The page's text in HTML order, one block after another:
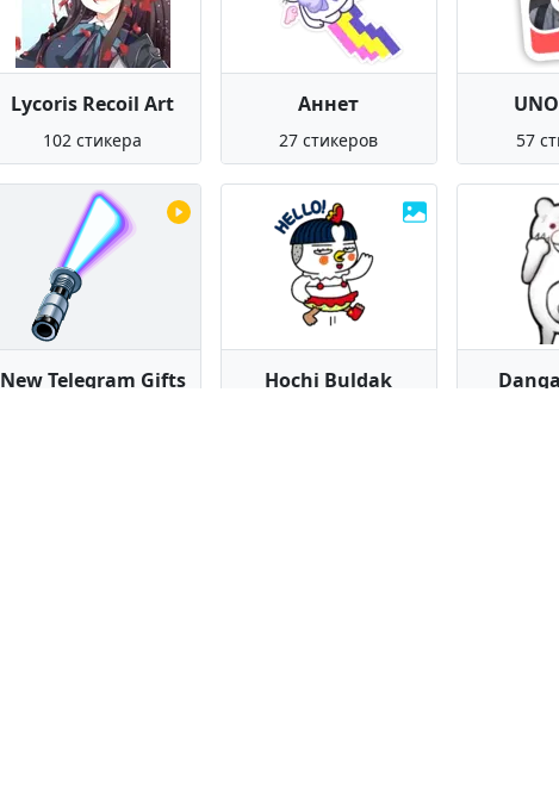
Lycoris Recoil Art
102 стикера
Аннет
27 стикеров 57
New Telegram Gifts
Hochi Buldak